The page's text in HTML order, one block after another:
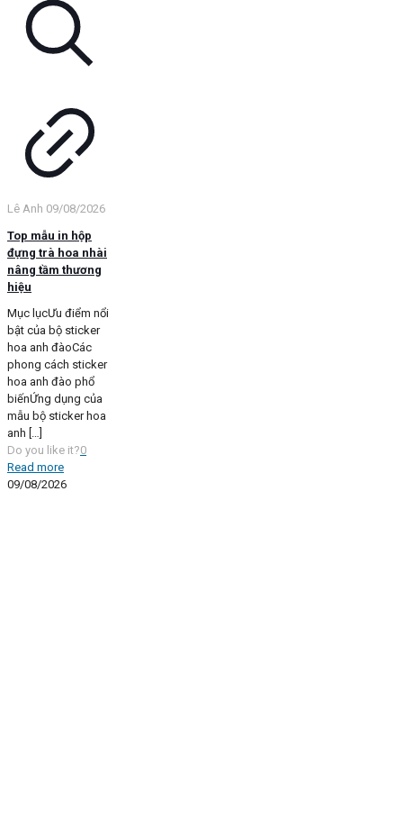
Lê Anh 09/08/2026
Top mẫu in hộp
đựng trà hoa nhài
nâng tầm thương
hiệu
Mục lụcƯu điểm nổi
bật của bộ sticker
hoa anh đàoCác
phong cách sticker
hoa anh đào phổ
biếnỨng dụng của
mẫu bộ sticker hoa
anh […]
Do you like it?0
Read more
09/08/2026